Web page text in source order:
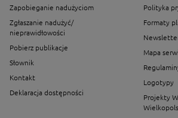
Zapobieganie nadużyciom
Zgłaszanie nadużyć/
nieprawidłowości
Pobierz publikacje
Słownik
Kontakt
Deklaracja dostępności
Polityka
Formaty
Mapa
Logotypy
Projekty